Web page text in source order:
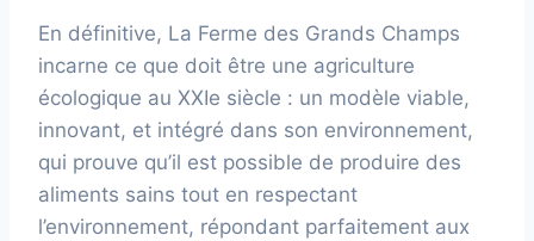
En définitive, La Ferme des Grands Champs
incarne ce que doit être une agriculture
écologique au XXIe siècle : un modèle viable,
innovant, et intégré dans son environnement,
qui prouve qu’il est possible de produire des
aliments sains tout en respectant
l’environnement, répondant parfaitement aux